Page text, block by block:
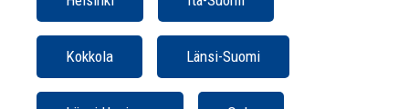
Kokkola Länsi-Suomi